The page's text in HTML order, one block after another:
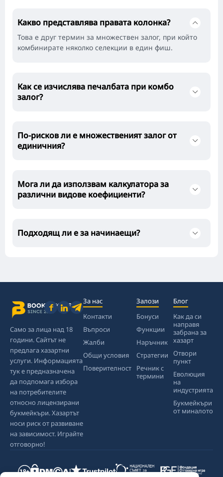
Какво представлява правата колонка?
Това е друг термин за множествен залог, при който
комбинирате няколко селекции в един фиш.
Как се изчислява печалбата при комбо
залог?
По-рисков ли е множественият залог от
единичния?
Мога ли да използвам калкулатора за
различни видове коефициенти?
Подходящ ли е за начинаещи?
Само за лица над 18
години. Сайтът не
предлага хазартни
услуги. Информацията
тук е предназначена
да подпомага избора
на потребителите
относно лицензирани
букмейкъри. Хазартът
носи риск от развиване
на зависимост. Играйте
отговорно!
За нас
Контакти
Въпроси
Жалби
Общи условия
Поверителност
Залози
Бонуси
Функции
Наръчник
Стратегии
Речник с
термини
Блог
Как да си
направя
забрана за
хазарт
Отвори
пункт
Еволюция
на
индустрията
Букмейкъри
от миналото